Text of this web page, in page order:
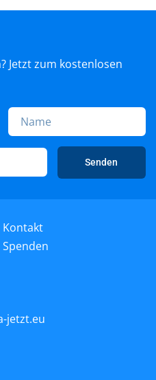
Jetzt zum kostenlosen
Senden
Kontakt
Spenden
jetzt.eu